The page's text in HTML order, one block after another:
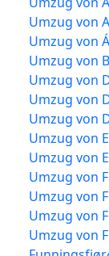
Umzug von
Umzug von
Umzug von
Umzug von
Umzug von
Umzug von
Umzug von
Umzug von
Umzug von
Umzug von
Umzug von
Umzug von